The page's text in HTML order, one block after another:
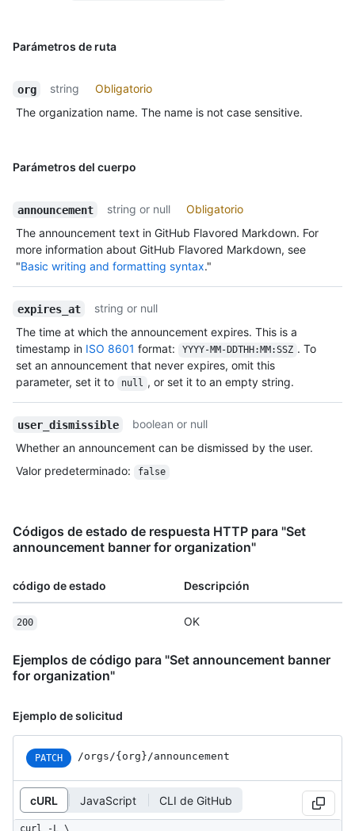
Parámetros de ruta
org string
Obligatorio
The organization name. The name is not case sensitive.
Parámetros del cuerpo
announcement string or null
Obligatorio
The announcement text in GitHub Flavored Markdown. For
more information about GitHub Flavored Markdown, see
"Basic writing and formatting syntax."
expires_at
string or null
The time at which the announcement expires. This is a
timestamp in ISO 8601 format: YYYY-MM-DDTHH:MM:SSZ . To
set an announcement that never expires, omit this
parameter, set it to
null , or set it to an empty string.
user_dismissible
boolean or null
Whether an announcement can be dismissed by the user.
Valor predeterminado: false
Códigos de estado de respuesta HTTP para "Set
announcement banner for organization"
código de estado Descripción
200 OK
Ejemplos de código para "Set announcement banner
for organization"
Ejemplo de solicitud
PATCH /orgs/{org}/announcement
cURL JavaScript CLI de GitHub